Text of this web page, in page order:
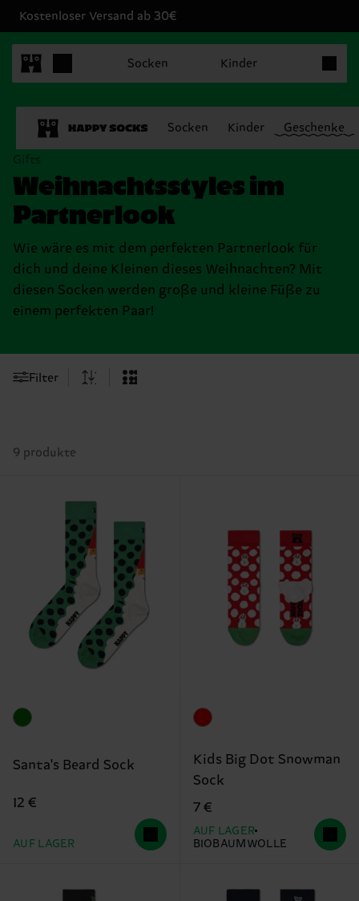
Kostenloser Versand ab 30€
Socken Kinder
Socken Kinder Geschenke
Gifts
Weihnachtsstyles im
Partnerlook
Wie wäre es mit dem perfekten Partnerlook für
dich und deine Kleinen dieses Weihnachten? Mit
diesen Socken werden große und kleine Füße zu
einem perfekten Paar!
Filter
9 produkte
Santa's Beard Sock
12 €
AUF LAGER
Kids Big Dot Snowman
Sock
7 €
AUF LAGER
BIOBAUMWOLLE